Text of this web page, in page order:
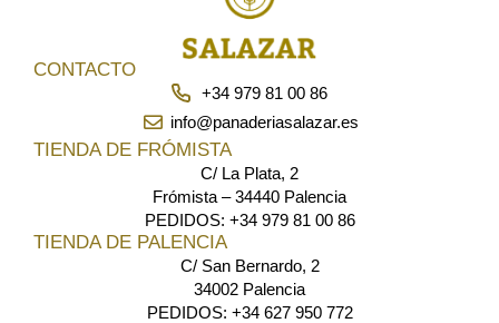
CONTACTO
+34 979 81 00 86
info@panaderiasalazar.es
TIENDA DE FRÓMISTA
C/ La Plata, 2
Frómista – 34440 Palencia
PEDIDOS: +34 979 81 00 86
TIENDA DE PALENCIA
C/ San Bernardo, 2
34002 Palencia
PEDIDOS: +34 627 950 772